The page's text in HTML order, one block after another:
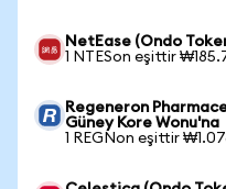
NetEase (Ondo
1 NTESon eşittir
Regeneron
Güney Kore Wonu'na
1 REGNon eşittir